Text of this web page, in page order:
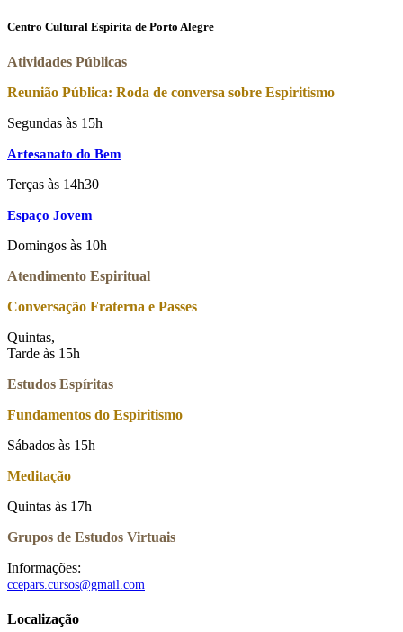
Centro Cultural Espírita de Porto Alegre
Atividades Públicas
Reunião Pública: Roda de conversa sobre Espiritismo
Segundas às 15h
Artesanato do Bem
Terças às 14h30
Espaço Jovem
Domingos às 10h
Atendimento Espiritual
Conversação Fraterna e Passes
Quintas,
Tarde às 15h
Estudos Espíritas
Fundamentos do Espiritismo
Sábados às 15h
Meditação
Quintas às 17h
Grupos de Estudos Virtuais
Informações:
ccepars.cursos@gmail.com
Localização